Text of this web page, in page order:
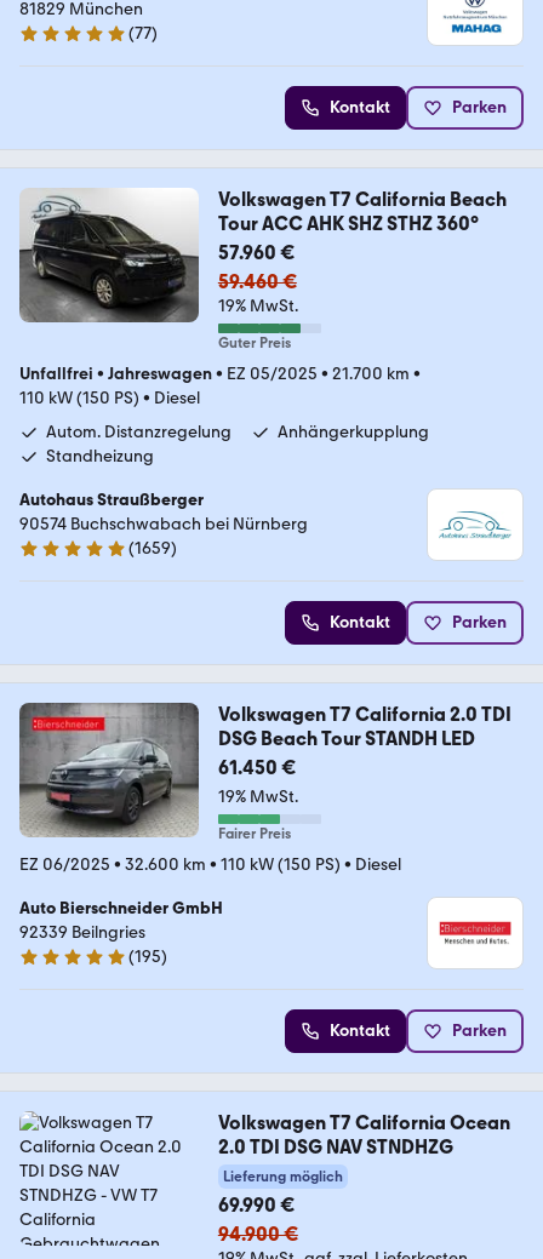
81829 München
4.8 Sterne
(77)
Kontakt Parken
Volkswagen T7 California Beach
Tour ACC AHK SHZ STHZ 360°
57.960 €
59.460 €
19% MwSt.
Guter Preis
Unfallfrei • Jahreswagen• EZ 05/2025 • 21.700 km •
110 kW (150 PS) • Diesel
Autom. Distanzregelung
Anhängerkupplung
Standheizung
Autohaus Straußberger
90574 Buchschwabach bei Nürnberg
4.9 Sterne
(1659)
Kontakt Parken
Volkswagen T7 California 2.0 TDI
DSG Beach Tour STANDH LED
61.450 €
19% MwSt.
Fairer Preis
EZ 06/2025 • 32.600 km • 110 kW (150 PS) • Diesel
Auto Bierschneider GmbH
92339 Beilngries
4.9 Sterne
(195)
Kontakt Parken
Volkswagen T7 California Ocean
2.0 TDI DSG NAV STNDHZG
Lieferung möglich
69.990 €
94.900 €